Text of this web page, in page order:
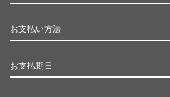
お支払い方法
お支払期日